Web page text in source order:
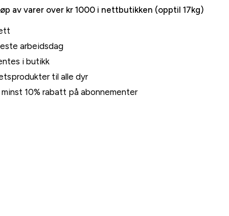
av varer over kr 1000 i nettbutikken (opptil 17kg)
arbeidsdag
i butikk
til alle dyr
10% rabatt på abonnementer